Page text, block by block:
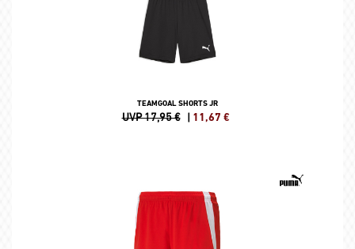
TEAMGOAL SHORTS JR
UVP 17,95 € | 11,67 €